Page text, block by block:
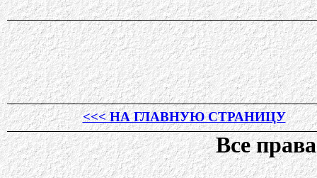
<<< НА ГЛАВНУЮ СТРАНИЦУ
Все